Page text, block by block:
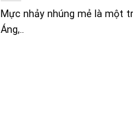
Mực nhảy nhúng mẻ là một
Áng,..